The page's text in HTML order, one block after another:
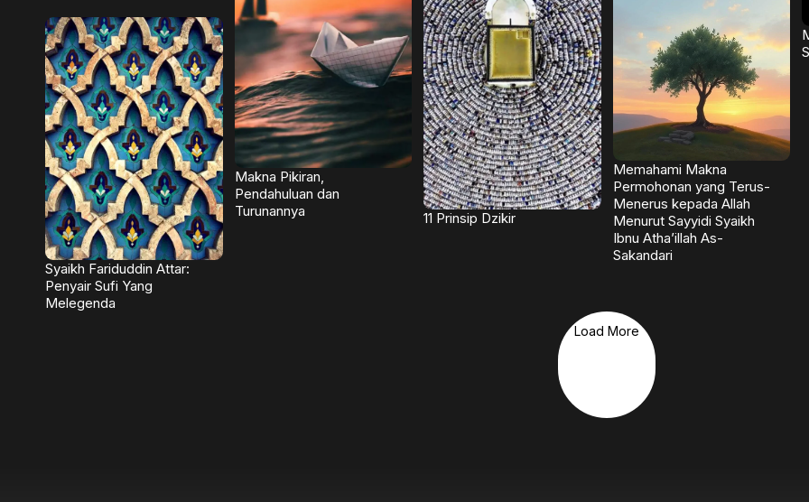
Syaikh Fariduddin Attar:
Penyair Sufi Yang
Melegenda
Makna Pikiran,
Pendahuluan dan
Turunannya
11 Prinsip Dzikir
Memahami Makna
Permohonan yang Terus-
Menerus kepada Allah
Menurut Sayyidi Syaikh
Ibnu Atha’illah As-
Sakandari
Load More